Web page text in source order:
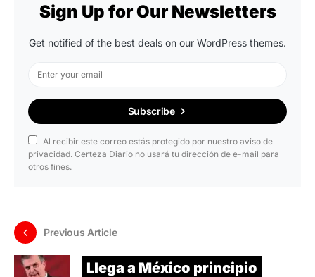
Sign Up for Our Newsletters
Get notified of the best deals on our WordPress themes.
Subscribe
Al recibir este correo estás protegido por nuestro aviso de
privacidad. Certeza Diario no usará tu dirección de e-mail para
otros fines.
Previous Article
Llega a México principio